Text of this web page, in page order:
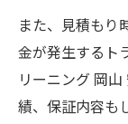
また、見積もり
金が発生するト
リーニング 岡
績、保証内容も